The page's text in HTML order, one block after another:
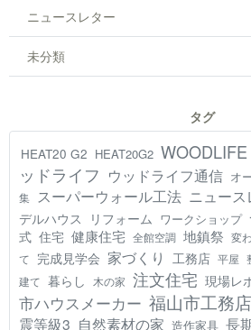
ニュースレター
未分類
タグ
HEAT20 G2 HEAT20G2 WOODLIFE
ッドライフ ウッドライフ通信 オ
集 スーパーウォール工法 ニュース
デルハウス
リフォーム ワークショップ
式 住宅 健康住宅 全館空調 地鎮祭 変
て 完成見学会 家づくり 工務店 平屋
建て 暮らし 木の家 注文住宅 現場レ
市ハウスメーカー 福山市工務店
震等級3 自然素材の家 造作家具 長